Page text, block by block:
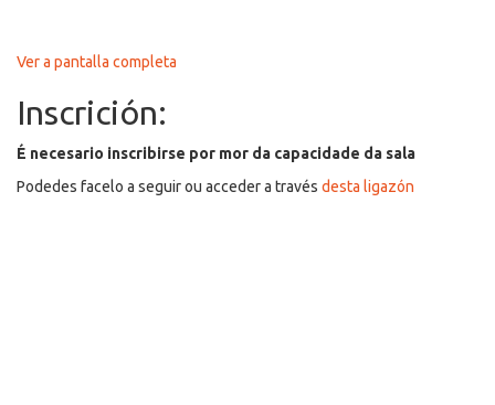
Ver a pantalla completa
Inscrición:
É necesario inscribirse por mor da capacidade da sala
Podedes facelo a seguir ou acceder a través desta ligazón